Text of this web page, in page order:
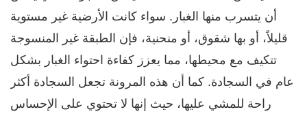
أن يتسرب منها الغبار. سواء كانت الأرضية غير مستوية
قليلاً، أو بها شقوق، أو منحنية، فإن الطبقة غير المنسوجة
تتكيف مع محيطها، مما يعزز كفاءة احتواء الغبار بشكل
عام في السجادة. كما أن هذه المرونة تجعل السجادة أكثر
راحة للمشي عليها، حيث إنها لا تحتوي على الإحساس